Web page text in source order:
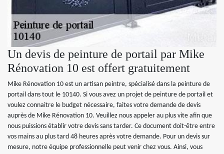
Un devis de peinture de portail par Mike
Rénovation 10 est offert gratuitement
Mike Rénovation 10 est un artisan peintre, spécialisé dans la peinture de
portail dans tout le 10140. Si vous avez un projet de peinture de portail et
voulez connaitre le budget nécessaire, faites votre demande de devis
auprès de Mike Rénovation 10. Veuillez nous appeler au plus vite afin que
nous puissions établir votre devis sans tarder. Ce document doit-être entre
vos mains au plus tard 48 heures après votre demande. Pour un devis sur
mesure, notre équipe professionnelle peut venir chez vous. Ainsi, vous